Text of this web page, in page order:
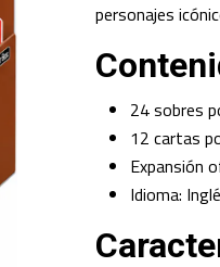
personajes
24 sobres
12 cartas
Expansión
Idioma: